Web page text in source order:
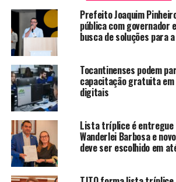
Prefeito Joaquim
pública com governador
busca de soluções para
Tocantinenses podem
capacitação gratuita
digitais
Lista tríplice é entregue
Wanderlei Barbosa e
deve ser escolhido em